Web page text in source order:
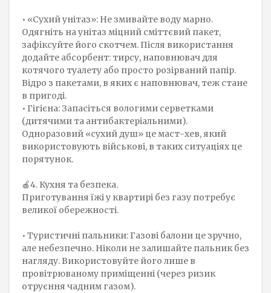
• «Сухий унітаз»: Не змивайте воду марно.
Одягніть на унітаз міцний сміттєвий пакет,
зафіксуйте його скотчем. Після використання
додайте абсорбент: тирсу, наповнювач для
котячого туалету або просто розірваний папір.
Відро з пакетами, в яких є наповнювач, теж стане
в пригоді.
• Гігієна: Запасіться вологими серветками
(дитячими та антибактеріальними).
Одноразовий «сухий душ» це маст-хев, який
використовують військові, в таких ситуаціях це
порятунок.
🍎4. Кухня та безпека.
Приготування їжі у квартирі без газу потребує
великої обережності.
• Туристичні пальники: Газові балони це зручно,
але небезпечно. Ніколи не залишайте пальник без
нагляду. Використовуйте його лише в
провітрюваному приміщенні (через ризик
отруєння чадним газом).